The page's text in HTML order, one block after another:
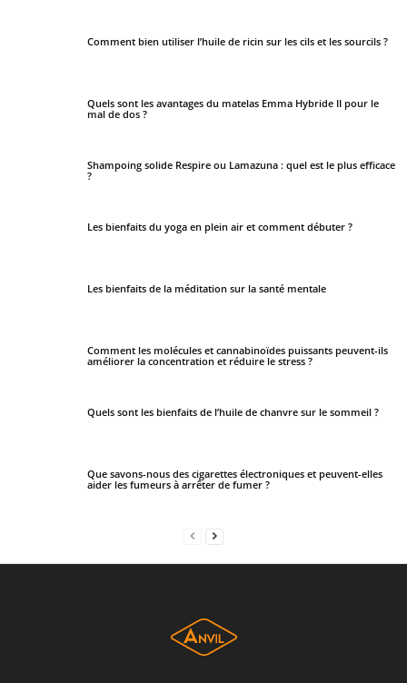
Comment bien utiliser l’huile de ricin sur les cils et les sourcils ?
Quels sont les avantages du matelas Emma Hybride II pour le
mal de dos ?
Shampoing solide Respire ou Lamazuna : quel est le plus efficace
?
Les bienfaits du yoga en plein air et comment débuter ?
Les bienfaits de la méditation sur la santé mentale
Comment les molécules et cannabinoïdes puissants peuvent-ils
améliorer la concentration et réduire le stress ?
Quels sont les bienfaits de l’huile de chanvre sur le sommeil ?
Que savons-nous des cigarettes électroniques et peuvent-elles
aider les fumeurs à arrêter de fumer ?